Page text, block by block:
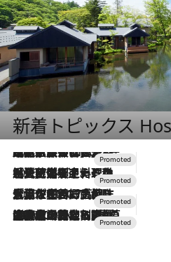
新着トピックス
2026.7.31
【ホテル帰省】という選択肢をOMOが提案。家族とほどよい距離を保つには「昼は実家、夜は気兼ねなくホテルで！」
2026.7.24
【夏限定ディナーコース】旬を迎える稚鮎や花ズッキーニなどをイタリア・トスカーナの郷土料理の手法で満喫！
2026.7.17
「土佐和ハーブかき氷」がOMO7高知に登場！生姜、山椒、大葉など目にも舌にも涼を呼ぶ郷土の味
2026.7.10
NEW OPEN！【界 草津】名湯の地に誕生。趣の異なる2種の温泉と上州ならではの会席・蕎麦割烹など美食を味わう究極の癒やし旅